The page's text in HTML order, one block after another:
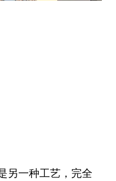
另一种工艺，完全